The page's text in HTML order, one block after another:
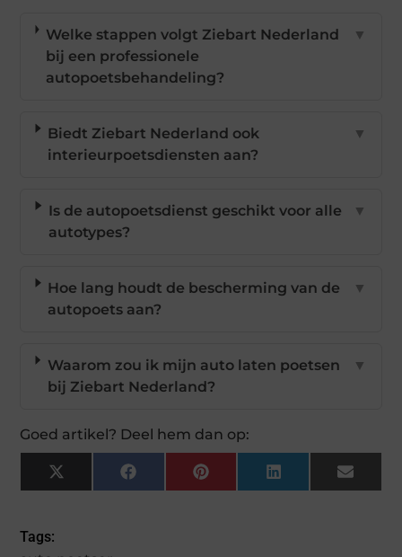
Welke stappen volgt Ziebart Nederland
bij een professionele
autopoetsbehandeling?
▼
Biedt Ziebart Nederland ook
interieurpoetsdiensten aan?
▼
Is de autopoetsdienst geschikt voor alle
autotypes?
▼
Hoe lang houdt de bescherming van de
autopoets aan?
▼
Waarom zou ik mijn auto laten poetsen
bij Ziebart Nederland?
▼
Goed artikel? Deel hem dan op:
X
(Twitter)
FacebookPinterestLinkedIn Email
Tags: